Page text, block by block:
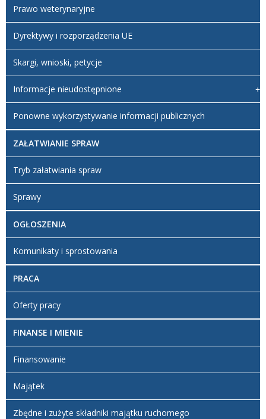
Prawo weterynaryjne
Dyrektywy i rozporządzenia UE
Skargi, wnioski, petycje
Informacje nieudostępnione
Ponowne wykorzystywanie informacji publicznych
ZAŁATWIANIE SPRAW
Tryb załatwiania spraw
Sprawy
OGŁOSZENIA
Komunikaty i sprostowania
PRACA
Oferty pracy
FINANSE I MIENIE
Finansowanie
Majątek
Zbędne i zużyte składniki majątku ruchomego